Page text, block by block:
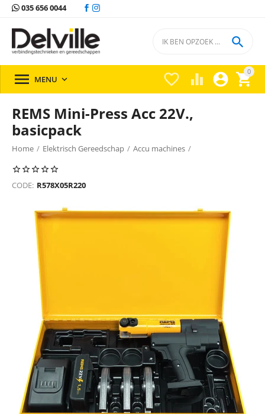
035 656 0044
0


 

 MENU 
REMS Mini-Press Acc 22V.,
basicpack
Home / Elektrisch Gereedschap / Accu machines /
Accu machines Rems
CODE: R578X05R220